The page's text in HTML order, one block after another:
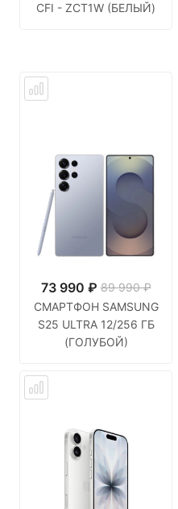
CFI - ZCT1W (БЕЛЫЙ)
73 990 ₽ 89 990 ₽
СМАРТФОН SAMSUNG
S25 ULTRA 12/256 ГБ
(ГОЛУБОЙ)